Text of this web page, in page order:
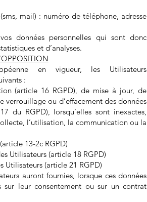
mail) : numéro de téléphone, adresse
données personnelles qui sont donc
et d’analyses.
en vigueur, les Utilisateurs
:
(article 16 RGPD), de mise à jour, de
ou d’effacement des données
du RGPD), lorsqu’elles sont inexactes,
l’utilisation, la communication ou la
13-2c RGPD)
Utilisateurs (article 18 RGPD)
(article 21 RGPD)
auront fournies, lorsque ces données
leur consentement ou sur un contrat